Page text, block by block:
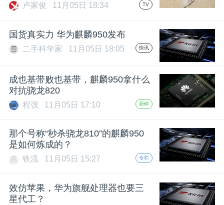
卢家俊 11月05日 18:34 TV
国货真实力 华为麒麟950发布
二手科学家 11月05日 18:05 快讯
成也基带败也基带，麒麟950拿什么
对抗骁龙820
程弢 11月05日 17:10 新鲜
那个号称“秒杀骁龙810”的麒麟950
是如何炼成的？
铁流 11月05日 15:27 专栏
效仿苹果，华为旗舰处理器也要三
星代工？